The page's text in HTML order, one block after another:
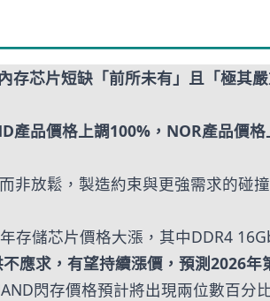
存芯片短缺「前所未有」且「極其嚴
產品價格上調100%，NOR產品價格
放鬆，製造約束與更強需求的碰
儲芯片價格大漲，其中DDR4
應求，有望持續漲價，預測2026
閃存價格預計將出現兩位數百分